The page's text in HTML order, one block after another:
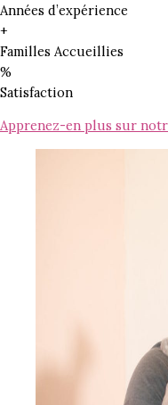
Années d’expérience
+
Familles Accueillies
%
Satisfaction
Apprenez-en plus sur